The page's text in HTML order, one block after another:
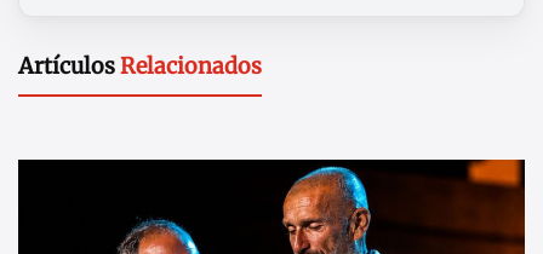
ArtículosRelacionados